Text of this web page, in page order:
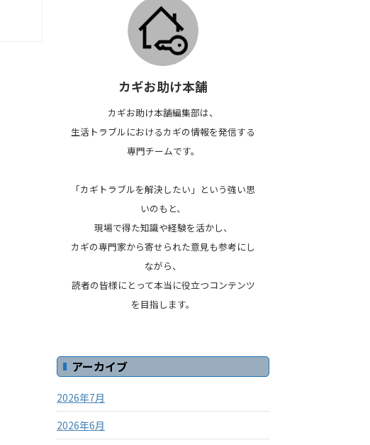
カギお助け本舗
カギお助け本舗編集部は、
生活トラブルにおけるカギの情報を発信する
専門チームです。
「カギトラブルを解決したい」という強い思
いのもと、
現場で得た知識や経験を活かし、
カギの専門家から寄せられた意見も参考にし
ながら、
読者の皆様にとって本当に役立つコンテンツ
を目指します。
アーカイブ
2026年7月
2026年6月